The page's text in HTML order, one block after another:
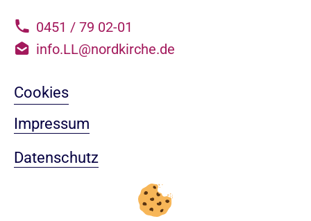
0451 / 79 02-01
info.LL@nordkirche.de
Cookies
Impressum
Datenschutz